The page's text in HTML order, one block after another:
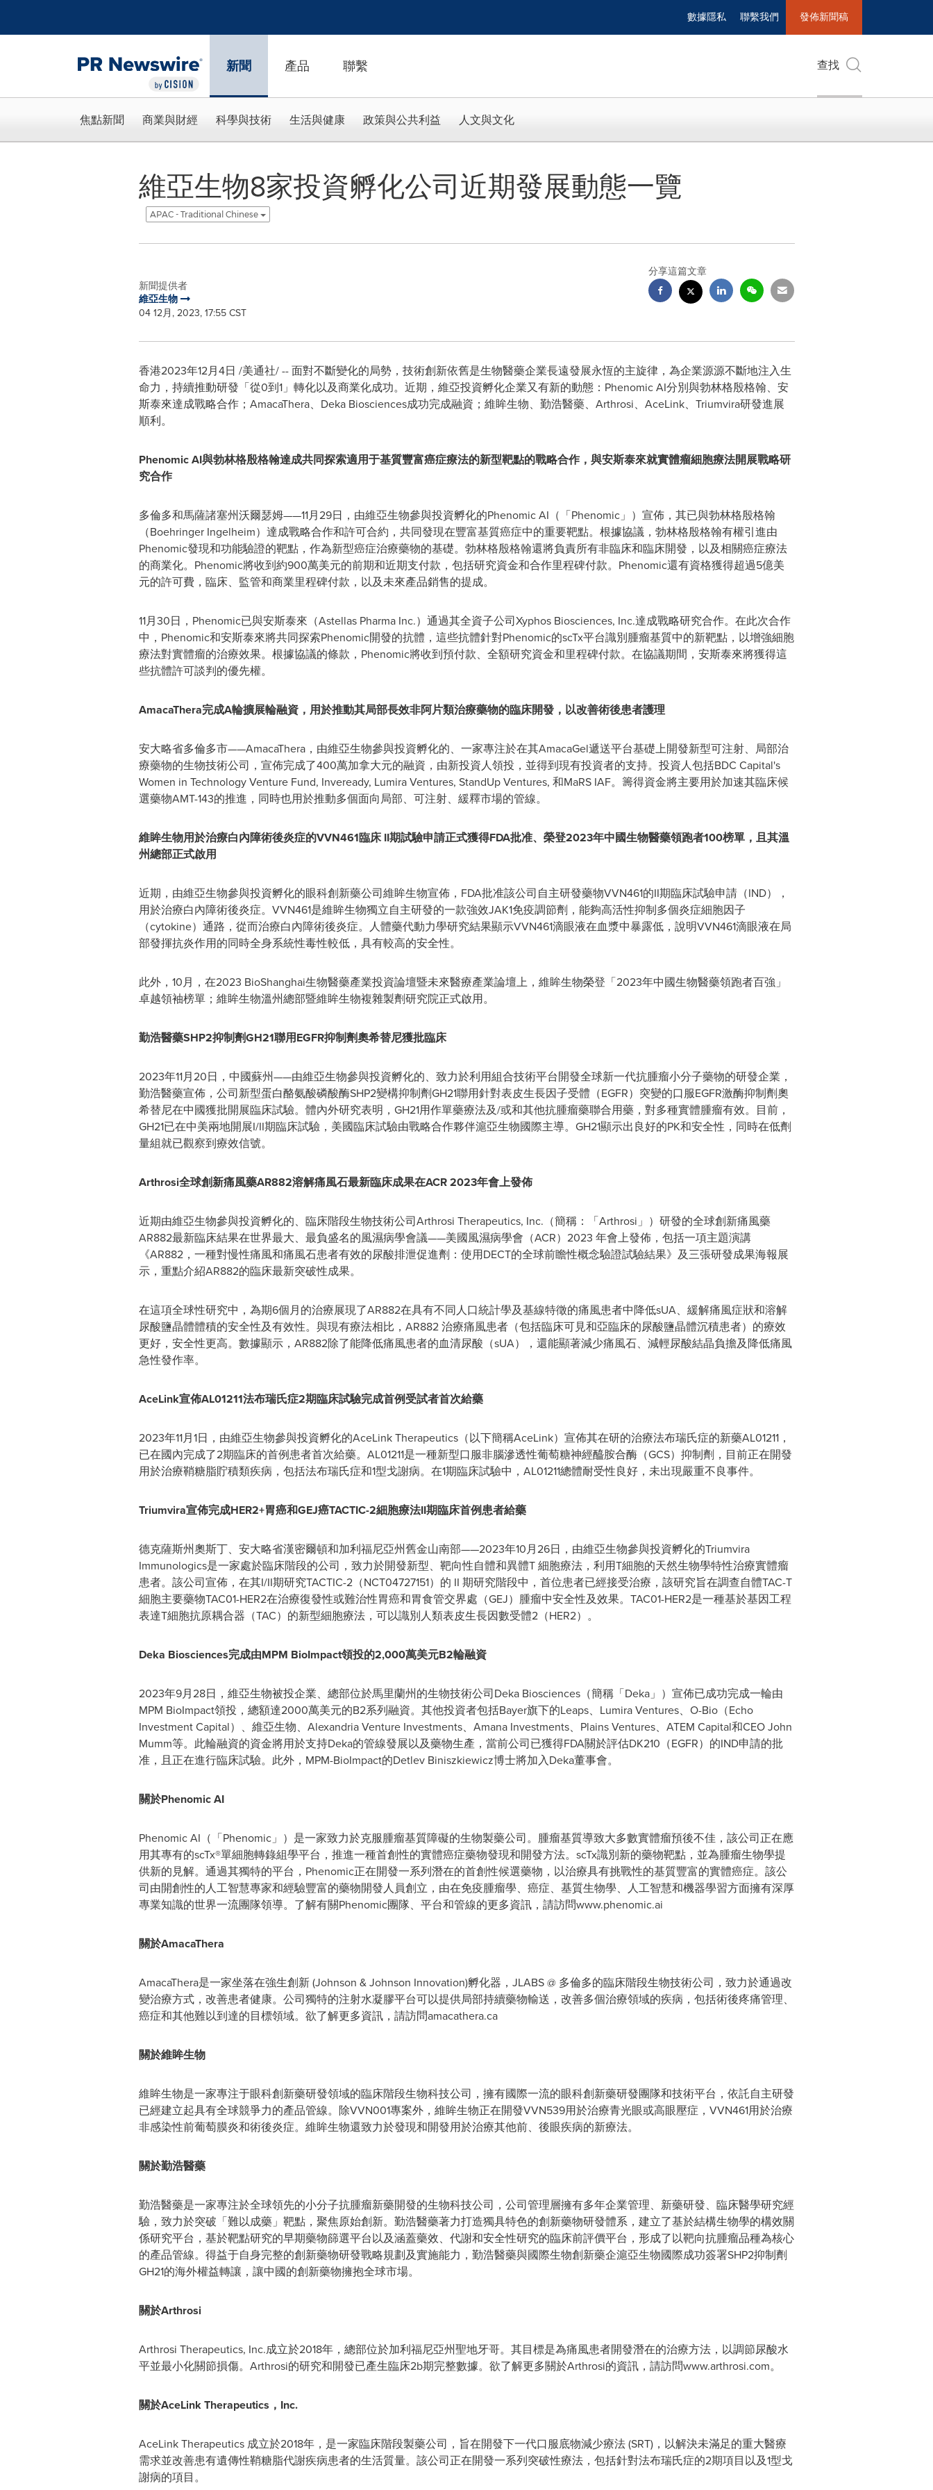
數據隱私 聯繫我們 發佈新聞稿
新聞 產品 聯繫 查找
焦點新聞 商業與財經 科學與技術 生活與健康 政策與公共利益 人文與文化
維亞生物8家投資孵化公司近期發展動態一覽
APAC - Traditional Chinese
新聞提供者
維亞生物
04 12月, 2023, 17:55 CST
分享這篇文章
香港2023年12月4日 /美通社/ -- 面對不斷變化的局勢，技術創新依舊是生物醫藥企業長遠發展永恆的主旋律，為企業源源不斷地注入生
命力，持續推動研發「從0到1」轉化以及商業化成功。近期，維亞投資孵化企業又有新的動態：Phenomic AI分別與勃林格殷格翰、安
斯泰來達成戰略合作；AmacaThera、Deka Biosciences成功完成融資；維眸生物、勤浩醫藥、Arthrosi、AceLink、Triumvira研發進展
順利。
Phenomic AI與勃林格殷格翰達成共同探索適用于基質豐富癌症療法的新型靶點的戰略合作，與安斯泰來就實體瘤細胞療法開展戰略研
究合作
多倫多和馬薩諸塞州沃爾瑟姆——11月29日，由維亞生物參與投資孵化的Phenomic AI（「Phenomic」）宣佈，其已與勃林格殷格翰
（Boehringer Ingelheim）達成戰略合作和許可合約，共同發現在豐富基質癌症中的重要靶點。根據協議，勃林格殷格翰有權引進由
Phenomic發現和功能驗證的靶點，作為新型癌症治療藥物的基礎。勃林格殷格翰還將負責所有非臨床和臨床開發，以及相關癌症療法
的商業化。Phenomic將收到約900萬美元的前期和近期支付款，包括研究資金和合作里程碑付款。Phenomic還有資格獲得超過5億美
元的許可費，臨床、監管和商業里程碑付款，以及未來產品銷售的提成。
11月30日，Phenomic已與安斯泰來（Astellas Pharma Inc.）通過其全資子公司Xyphos Biosciences, Inc.達成戰略研究合作。在此次合作
中，Phenomic和安斯泰來將共同探索Phenomic開發的抗體，這些抗體針對Phenomic的scTx平台識別腫瘤基質中的新靶點，以增強細胞
療法對實體瘤的治療效果。根據協議的條款，Phenomic將收到預付款、全額研究資金和里程碑付款。在協議期間，安斯泰來將獲得這
些抗體許可談判的優先權。
AmacaThera完成A輪擴展輪融資，用於推動其局部長效非阿片類治療藥物的臨床開發，以改善術後患者護理
安大略省多倫多市——AmacaThera，由維亞生物參與投資孵化的、一家專注於在其AmacaGel遞送平台基礎上開發新型可注射、局部治
療藥物的生物技術公司，宣佈完成了400萬加拿大元的融資，由新投資人領投，並得到現有投資者的支持。投資人包括BDC Capital's
Women in Technology Venture Fund, Inveready, Lumira Ventures, StandUp Ventures, 和MaRS IAF。籌得資金將主要用於加速其臨床候
選藥物AMT-143的推進，同時也用於推動多個面向局部、可注射、緩釋市場的管線。
維眸生物用於治療白內障術後炎症的VVN461臨床 II期試驗申請正式獲得FDA批准、榮登2023年中國生物醫藥領跑者100榜單，且其溫
州總部正式啟用
近期，由維亞生物參與投資孵化的眼科創新藥公司維眸生物宣佈，FDA批准該公司自主研發藥物VVN461的II期臨床試驗申請（IND），
用於治療白內障術後炎症。VVN461是維眸生物獨立自主研發的一款強效JAK1免疫調節劑，能夠高活性抑制多個炎症細胞因子
（cytokine）通路，從而治療白內障術後炎症。人體藥代動力學研究結果顯示VVN461滴眼液在血漿中暴露低，說明VVN461滴眼液在局
部發揮抗炎作用的同時全身系統性毒性較低，具有較高的安全性。
此外，10月，在2023 BioShanghai生物醫藥產業投資論壇暨未來醫療產業論壇上，維眸生物榮登「2023年中國生物醫藥領跑者百強」
卓越領袖榜單；維眸生物溫州總部暨維眸生物複雜製劑研究院正式啟用。
勤浩醫藥SHP2抑制劑GH21聯用EGFR抑制劑奧希替尼獲批臨床
2023年11月20日，中國蘇州——由維亞生物參與投資孵化的、致力於利用組合技術平台開發全球新一代抗腫瘤小分子藥物的研發企業，
勤浩醫藥宣佈，公司新型蛋白酪氨酸磷酸酶SHP2變構抑制劑GH21聯用針對表皮生長因子受體（EGFR）突變的口服EGFR激酶抑制劑奧
希替尼在中國獲批開展臨床試驗。體內外研究表明，GH21用作單藥療法及/或和其他抗腫瘤藥聯合用藥，對多種實體腫瘤有效。目前，
GH21已在中美兩地開展I/II期臨床試驗，美國臨床試驗由戰略合作夥伴滬亞生物國際主導。GH21顯示出良好的PK和安全性，同時在低劑
量組就已觀察到療效信號。
Arthrosi全球創新痛風藥AR882溶解痛風石最新臨床成果在ACR 2023年會上發佈
近期由維亞生物參與投資孵化的、臨床階段生物技術公司Arthrosi Therapeutics, Inc.（簡稱：「Arthrosi」）研發的全球創新痛風藥
AR882最新臨床結果在世界最大、最負盛名的風濕病學會議——美國風濕病學會（ACR）2023 年會上發佈，包括一項主題演講
《AR882，一種對慢性痛風和痛風石患者有效的尿酸排泄促進劑：使用DECT的全球前瞻性概念驗證試驗結果》及三張研發成果海報展
示，重點介紹AR882的臨床最新突破性成果。
在這項全球性研究中，為期6個月的治療展現了AR882在具有不同人口統計學及基線特徵的痛風患者中降低sUA、緩解痛風症狀和溶解
尿酸鹽晶體體積的安全性及有效性。與現有療法相比，AR882 治療痛風患者（包括臨床可見和亞臨床的尿酸鹽晶體沉積患者）的療效
更好，安全性更高。數據顯示，AR882除了能降低痛風患者的血清尿酸（sUA），還能顯著減少痛風石、減輕尿酸結晶負擔及降低痛風
急性發作率。
AceLink宣佈AL01211法布瑞氏症2期臨床試驗完成首例受試者首次給藥
2023年11月1日，由維亞生物參與投資孵化的AceLink Therapeutics（以下簡稱AceLink）宣佈其在研的治療法布瑞氏症的新藥AL01211，
已在國內完成了2期臨床的首例患者首次給藥。AL01211是一種新型口服非腦滲透性葡萄糖神經醯胺合酶（GCS）抑制劑，目前正在開發
用於治療鞘糖脂貯積類疾病，包括法布瑞氏症和1型戈謝病。在1期臨床試驗中，AL01211總體耐受性良好，未出現嚴重不良事件。
Triumvira宣佈完成HER2+胃癌和GEJ癌TACTIC-2細胞療法II期臨床首例患者給藥
德克薩斯州奧斯丁、安大略省漢密爾頓和加利福尼亞州舊金山南部——2023年10月26日，由維亞生物參與投資孵化的Triumvira
Immunologics是一家處於臨床階段的公司，致力於開發新型、靶向性自體和異體T 細胞療法，利用T細胞的天然生物學特性治療實體瘤
患者。該公司宣佈，在其I/II期研究TACTIC-2（NCT04727151）的 II 期研究階段中，首位患者已經接受治療，該研究旨在調查自體TAC-T
細胞主要藥物TAC01-HER2在治療復發性或難治性胃癌和胃食管交界處（GEJ）腫瘤中安全性及效果。TAC01-HER2是一種基於基因工程
表達T細胞抗原耦合器（TAC）的新型細胞療法，可以識別人類表皮生長因數受體2（HER2）。
Deka Biosciences完成由MPM BioImpact領投的2,000萬美元B2輪融資
2023年9月28日，維亞生物被投企業、總部位於馬里蘭州的生物技術公司Deka Biosciences（簡稱「Deka」）宣佈已成功完成一輪由
MPM BioImpact領投，總額達2000萬美元的B2系列融資。其他投資者包括Bayer旗下的Leaps、Lumira Ventures、O-Bio（Echo
Investment Capital）、維亞生物、Alexandria Venture Investments、Amana Investments、Plains Ventures、ATEM Capital和CEO John
Mumm等。此輪融資的資金將用於支持Deka的管線發展以及藥物生產，當前公司已獲得FDA關於評估DK210（EGFR）的IND申請的批
准，且正在進行臨床試驗。此外，MPM-BioImpact的Detlev Biniszkiewicz博士將加入Deka董事會。
關於Phenomic AI
Phenomic AI（「Phenomic」）是一家致力於克服腫瘤基質障礙的生物製藥公司。腫瘤基質導致大多數實體瘤預後不佳，該公司正在應
用其專有的scTx®單細胞轉錄組學平台，推進一種首創性的實體癌症藥物發現和開發方法。scTx識別新的藥物靶點，並為腫瘤生物學提
供新的見解。通過其獨特的平台，Phenomic正在開發一系列潛在的首創性候選藥物，以治療具有挑戰性的基質豐富的實體癌症。該公
司由開創性的人工智慧專家和經驗豐富的藥物開發人員創立，由在免疫腫瘤學、癌症、基質生物學、人工智慧和機器學習方面擁有深厚
專業知識的世界一流團隊領導。了解有關Phenomic團隊、平台和管線的更多資訊，請訪問www.phenomic.ai
關於AmacaThera
AmacaThera是一家坐落在強生創新 (Johnson & Johnson Innovation)孵化器，JLABS @ 多倫多的臨床階段生物技術公司，致力於通過改
變治療方式，改善患者健康。公司獨特的注射水凝膠平台可以提供局部持續藥物輸送，改善多個治療領域的疾病，包括術後疼痛管理、
癌症和其他難以到達的目標領域。欲了解更多資訊，請訪問amacathera.ca
關於維眸生物
維眸生物是一家專注于眼科創新藥研發領域的臨床階段生物科技公司，擁有國際一流的眼科創新藥研發團隊和技術平台，依託自主研發
已經建立起具有全球競爭力的產品管線。除VVN001專案外，維眸生物正在開發VVN539用於治療青光眼或高眼壓症，VVN461用於治療
非感染性前葡萄膜炎和術後炎症。維眸生物還致力於發現和開發用於治療其他前、後眼疾病的新療法。
關於勤浩醫藥
勤浩醫藥是一家專注於全球領先的小分子抗腫瘤新藥開發的生物科技公司，公司管理層擁有多年企業管理、新藥研發、臨床醫學研究經
驗，致力於突破「難以成藥」靶點，聚焦原始創新。勤浩醫藥著力打造獨具特色的創新藥物研發體系，建立了基於結構生物學的構效關
係研究平台，基於靶點研究的早期藥物篩選平台以及涵蓋藥效、代謝和安全性研究的臨床前評價平台，形成了以靶向抗腫瘤品種為核心
的產品管線。得益于自身完整的創新藥物研發戰略規劃及實施能力，勤浩醫藥與國際生物創新藥企滬亞生物國際成功簽署SHP2抑制劑
GH21的海外權益轉讓，讓中國的創新藥物擁抱全球市場。
關於Arthrosi
Arthrosi Therapeutics, Inc.成立於2018年，總部位於加利福尼亞州聖地牙哥。其目標是為痛風患者開發潛在的治療方法，以調節尿酸水
平並最小化關節損傷。Arthrosi的研究和開發已產生臨床2b期完整數據。欲了解更多關於Arthrosi的資訊，請訪問www.arthrosi.com。
關於AceLink Therapeutics ， Inc.
AceLink Therapeutics 成立於2018年，是一家臨床階段製藥公司，旨在開發下一代口服底物減少療法 (SRT)，以解決未滿足的重大醫療
需求並改善患有遺傳性鞘糖脂代謝疾病患者的生活質量。該公司正在開發一系列突破性療法，包括針對法布瑞氏症的2期項目以及1型戈
謝病的項目。